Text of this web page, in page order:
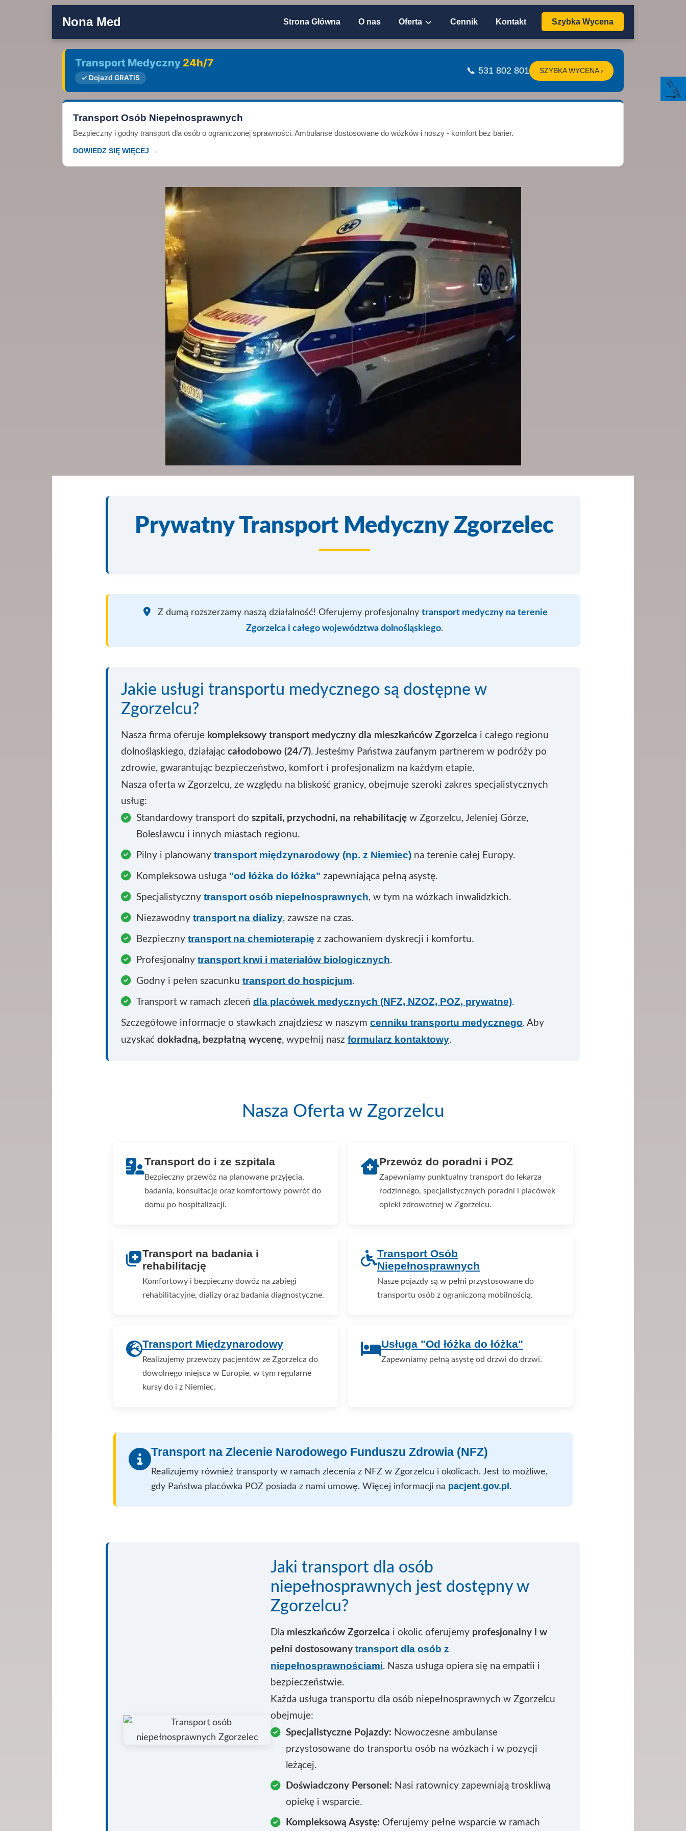
Nona Med Strona Główna O nas Oferta Cennik Kontakt Szybka Wycena
Transport Medyczny 24h/7
✓ Dojazd GRATIS
📞 531 802 801 SZYBKA WYCENA ›
Transport Osób Niepełnosprawnych
Bezpieczny i godny transport dla osób o ograniczonej sprawności. Ambulanse dostosowane do wózków i noszy - komfort bez barier.
DOWIEDZ SIĘ WIĘCEJ →
Prywatny Transport Medyczny Zgorzelec
Z dumą rozszerzamy naszą działalność! Oferujemy profesjonalny transport medyczny na terenie
Zgorzelca i całego województwa dolnośląskiego.
Jakie usługi transportu medycznego są dostępne w
Zgorzelcu?
Nasza firma oferuje kompleksowy transport medyczny dla mieszkańców Zgorzelca i całego regionu
dolnośląskiego, działając całodobowo (24/7). Jesteśmy Państwa zaufanym partnerem w podróży po
zdrowie, gwarantując bezpieczeństwo, komfort i profesjonalizm na każdym etapie.
Nasza oferta w Zgorzelcu, ze względu na bliskość granicy, obejmuje szeroki zakres specjalistycznych
usług:
Standardowy transport do szpitali, przychodni, na rehabilitację w Zgorzelcu, Jeleniej Górze,
Bolesławcu i innych miastach regionu.
Pilny i planowany transport międzynarodowy (np. z Niemiec) na terenie całej Europy.
Kompleksowa usługa "od łóżka do łóżka" zapewniająca pełną asystę.
Specjalistyczny transport osób niepełnosprawnych, w tym na wózkach inwalidzkich.
Niezawodny transport na dializy, zawsze na czas.
Bezpieczny transport na chemioterapię z zachowaniem dyskrecji i komfortu.
Profesjonalny transport krwi i materiałów biologicznych.
Godny i pełen szacunku transport do hospicjum.
Transport w ramach zleceń dla placówek medycznych (NFZ, NZOZ, POZ, prywatne).
Szczegółowe informacje o stawkach znajdziesz w naszym cenniku transportu medycznego. Aby
uzyskać dokładną, bezpłatną wycenę, wypełnij nasz formularz kontaktowy.
Nasza Oferta w Zgorzelcu
Transport do i ze szpitala
Bezpieczny przewóz na planowane przyjęcia,
badania, konsultacje oraz komfortowy powrót do
domu po hospitalizacji.
Przewóz do poradni i POZ
Zapewniamy punktualny transport do lekarza
rodzinnego, specjalistycznych poradni i placówek
opieki zdrowotnej w Zgorzelcu.
Transport na badania i
rehabilitację
Komfortowy i bezpieczny dowóz na zabiegi
rehabilitacyjne, dializy oraz badania diagnostyczne.
Transport Osób
Niepełnosprawnych
Nasze pojazdy są w pełni przystosowane do
transportu osób z ograniczoną mobilnością.
Transport Międzynarodowy
Realizujemy przewozy pacjentów ze Zgorzelca do
dowolnego miejsca w Europie, w tym regularne
kursy do i z Niemiec.
Usługa "Od łóżka do łóżka"
Zapewniamy pełną asystę od drzwi do drzwi.
Transport na Zlecenie Narodowego Funduszu Zdrowia (NFZ)
Realizujemy również transporty w ramach zlecenia z NFZ w Zgorzelcu i okolicach. Jest to możliwe,
gdy Państwa placówka POZ posiada z nami umowę. Więcej informacji na pacjent.gov.pl.
Jaki transport dla osób
niepełnosprawnych jest dostępny w
Zgorzelcu?
Dla mieszkańców Zgorzelca i okolic oferujemy profesjonalny i w
pełni dostosowany transport dla osób z
niepełnosprawnościami. Nasza usługa opiera się na empatii i
bezpieczeństwie.
Każda usługa transportu dla osób niepełnosprawnych w Zgorzelcu
obejmuje:
Specjalistyczne Pojazdy: Nowoczesne ambulanse
przystosowane do transportu osób na wózkach i w pozycji
leżącej.
Doświadczony Personel: Nasi ratownicy zapewniają troskliwą
opiekę i wsparcie.
Kompleksową Asystę: Oferujemy pełne wsparcie w ramach